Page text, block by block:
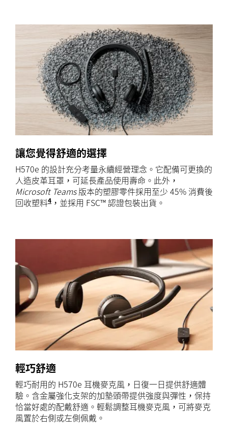
讓您覺得舒適的選擇
H570e 的設計充分考量永續經營理念。它配備可更換的
人造皮革耳罩，可延長產品使用壽命。此外，
Microsoft Teams版本的塑膠零件採用至少 45% 消費後
回收塑料4 ，單聲道版本塑膠零件為 45% 回收材質，立體
，並採用 FSC™ 認證包裝出貨。
輕巧舒適
輕巧耐用的 H570e 耳機麥克風，日復一日提供舒適體
驗。含金屬強化支架的加墊頭帶提供強度與彈性，保持
恰當好處的配戴舒適。輕鬆調整耳機麥克風，可將麥克
風置於右側或左側佩戴。